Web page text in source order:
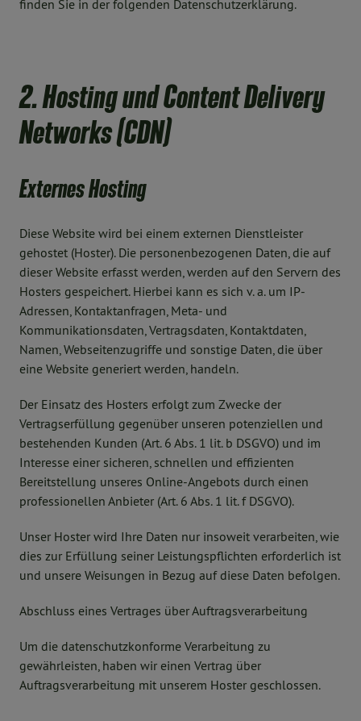
finden Sie in der folgenden Datenschutzerklärung.
2. Hosting und Content Delivery
Networks (CDN)
Externes Hosting
Diese Website wird bei einem externen Dienstleister
gehostet (Hoster). Die personenbezogenen Daten, die auf
dieser Website erfasst werden, werden auf den Servern des
Hosters gespeichert. Hierbei kann es sich v. a. um IP-
Adressen, Kontaktanfragen, Meta- und
Kommunikationsdaten, Vertragsdaten, Kontaktdaten,
Namen, Webseitenzugriffe und sonstige Daten, die über
eine Website generiert werden, handeln.
Der Einsatz des Hosters erfolgt zum Zwecke der
Vertragserfüllung gegenüber unseren potenziellen und
bestehenden Kunden (Art. 6 Abs. 1 lit. b DSGVO) und im
Interesse einer sicheren, schnellen und effizienten
Bereitstellung unseres Online-Angebots durch einen
professionellen Anbieter (Art. 6 Abs. 1 lit. f DSGVO).
Unser Hoster wird Ihre Daten nur insoweit verarbeiten, wie
dies zur Erfüllung seiner Leistungspflichten erforderlich ist
und unsere Weisungen in Bezug auf diese Daten befolgen.
Abschluss eines Vertrages über Auftragsverarbeitung
Um die datenschutzkonforme Verarbeitung zu
gewährleisten, haben wir einen Vertrag über
Auftragsverarbeitung mit unserem Hoster geschlossen.